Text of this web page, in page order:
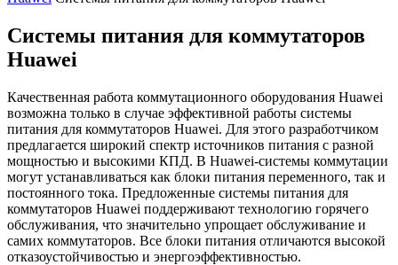
Системы питания для коммутаторов
Huawei
Качественная работа коммутационного оборудования Huawei
возможна только в случае эффективной работы системы
питания для коммутаторов Huawei. Для этого разработчиком
предлагается широкий спектр источников питания с разной
мощностью и высокими КПД. В Huawei-системы коммутации
могут устанавливаться как блоки питания переменного, так и
постоянного тока. Предложенные системы питания для
коммутаторов Huawei поддерживают технологию горячего
обслуживания, что значительно упрощает обслуживание и
самих коммутаторов. Все блоки питания отличаются высокой
отказоустойчивостью и энергоэффективностью.